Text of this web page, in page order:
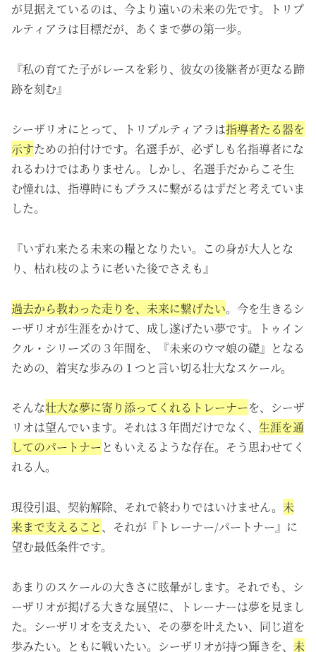
が見据えているのは、今より遠いの未来の先です。トリプ
ルティアラは目標だが、あくまで夢の第一歩。
『私の育てた子がレースを彩り、彼女の後継者が更なる蹄
跡を刻む』
シーザリオにとって、トリプルティアラは指導者たる器を
示すための拍付けです。名選手が、必ずしも名指導者にな
れるわけではありません。しかし、名選手だからこそ生
む憧れは、指導時にもプラスに繋がるはずだと考えていま
した。
『いずれ来たる未来の糧となりたい。この身が大人とな
り、枯れ枝のように老いた後でさえも』
過去から教わった走りを、未来に繋げたい。今を生きる シ
ーザリオが生涯をかけて、成し遂げたい夢です。トゥイン
クル・シリーズの３年間を、『未来のウマ娘の礎』となる
ための、着実な歩みの１つと言い切る壮大なスケール。
そんな壮大な夢に寄り添ってくれるトレーナーを、シーザ
リオは望んでいます。それは３年間だけでなく、 生涯を通
してのパートナー ともいえるような存在。そう思わせてく
れる人。
現役引退、契約解除、それで終わりではいけません。 未
来まで支えること、それが『トレーナー/パートナー』に
望む最低条件です。
あまりのスケールの大きさに眩暈がします。それでも、 シ
ーザリオが掲げる大きな展望に、トレーナーは夢を見まし
た。シーザリオを支えたい、その夢を叶えたい、同じ道を
歩みたい。ともに戦いたい。シーザリオが持つ輝きを、 未